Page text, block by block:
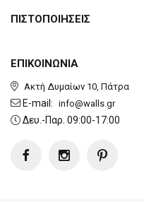
ΕΠΙΚΟΙΝΩΝΙΑ
Ακτή Δυμαίων 10, Πάτρα
E-mail: info@walls.gr
Δευ.-Παρ. 09:00-17:00
ΠΙΣΤΟΠΟΙΗΣΕΙΣ